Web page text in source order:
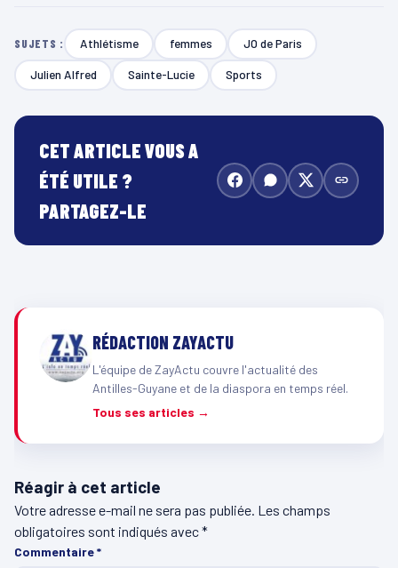
SUJETS : Athlétisme femmes JO de Paris
Julien Alfred Sainte-Lucie Sports
CET ARTICLE VOUS A
ÉTÉ UTILE ?
PARTAGEZ-LE
RÉDACTION ZAYACTU
L'équipe de ZayActu couvre l'actualité des
Antilles-Guyane et de la diaspora en temps réel.
Tous ses articles →
Réagir à cet article
Votre adresse e-mail ne sera pas publiée. Les champs
obligatoires sont indiqués avec*
Commentaire*